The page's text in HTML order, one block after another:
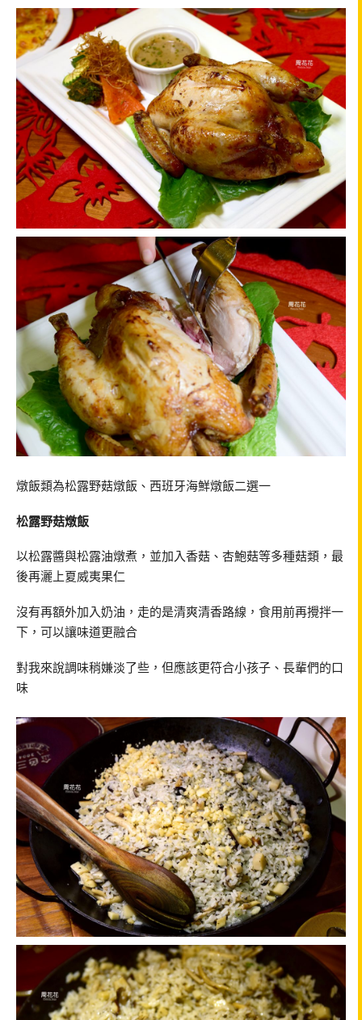
燉飯類為松露野菇燉飯、西班牙海鮮燉飯二選一
松露野菇燉飯
以松露醬與松露油燉煮，並加入香菇、杏鮑菇等多種菇類，最
後再灑上夏威夷果仁
沒有再額外加入奶油，走的是清爽清香路線，食用前再攪拌一
下，可以讓味道更融合
對我來說調味稍嫌淡了些，但應該更符合小孩子、長輩們的口
味